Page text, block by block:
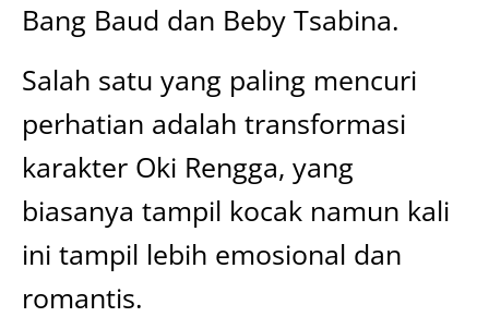
Bang Baud dan Beby Tsabina.
Salah satu yang paling mencuri
perhatian adalah transformasi
karakter Oki Rengga, yang
biasanya tampil kocak namun kali
ini tampil lebih emosional dan
romantis.